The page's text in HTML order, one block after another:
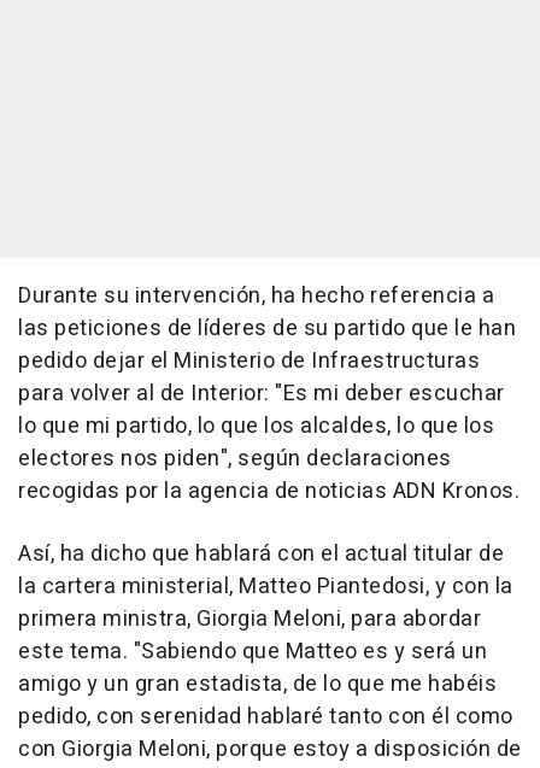
Durante su intervención, ha hecho referencia a
las peticiones de líderes de su partido que le han
pedido dejar el Ministerio de Infraestructuras
para volver al de Interior: "Es mi deber escuchar
lo que mi partido, lo que los alcaldes, lo que los
electores nos piden", según declaraciones
recogidas por la agencia de noticias ADN Kronos.
Así, ha dicho que hablará con el actual titular de
la cartera ministerial, Matteo Piantedosi, y con la
primera ministra, Giorgia Meloni, para abordar
este tema. "Sabiendo que Matteo es y será un
amigo y un gran estadista, de lo que me habéis
pedido, con serenidad hablaré tanto con él como
con Giorgia Meloni, porque estoy a disposición de